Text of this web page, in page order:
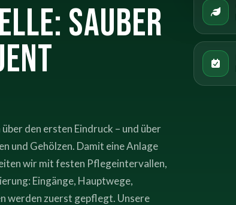
sauber
den ersten Eindruck – und über
und Gehölzen. Damit eine Anlage
wir mit festen Pflegeintervallen,
Eingänge, Hauptwege,
werden zuerst gepflegt. Unsere